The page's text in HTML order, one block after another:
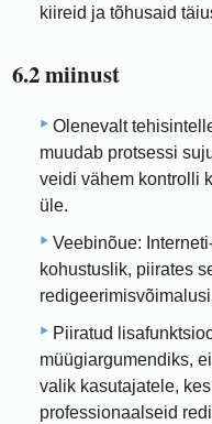
kiireid ja tõhusaid
6.2 miinust
Olenevalt
muudab protsessi
veidi vähem kontrolli
üle.
Veebinõue:
kohustuslik, piirates
Piiratud
müügiargumendiks,
valik kasutajatele,
professionaalseid